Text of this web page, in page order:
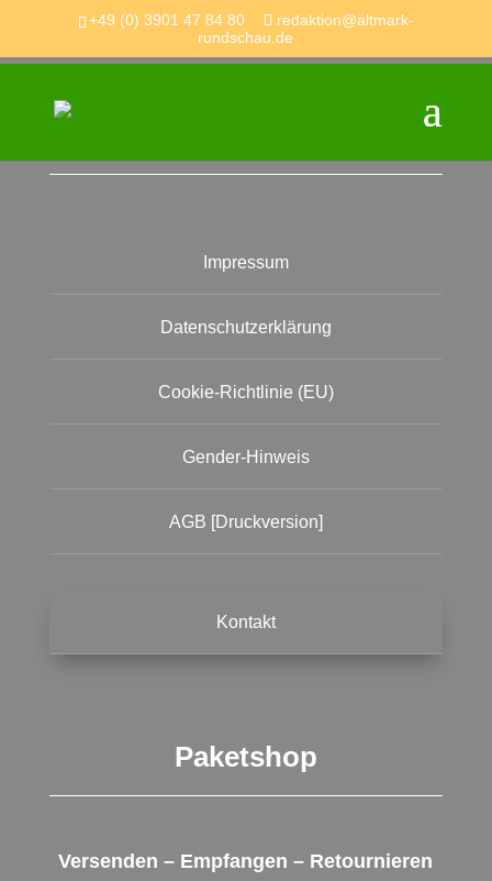
+49 (0) 3901 47 84 80
redaktion@altmark-
rundschau.de
Impressum
Datenschutzerklärung
Cookie-Richtlinie (EU)
Gender-Hinweis
AGB [Druckversion]
Kontakt
Paketshop
Versenden – Empfangen – Retournieren